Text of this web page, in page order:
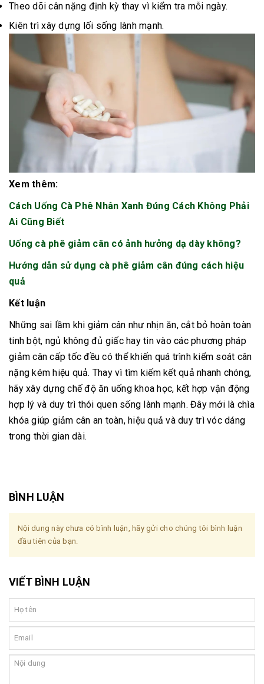
Theo dõi cân nặng định kỳ thay vì kiểm tra mỗi ngày.
Kiên trì xây dựng lối sống lành mạnh.
Xem thêm:
Cách Uống Cà Phê Nhân Xanh Đúng Cách Không Phải
Ai Cũng Biết
Uống cà phê giảm cân có ảnh hưởng dạ dày không?
Hướng dẫn sử dụng cà phê giảm cân đúng cách hiệu
quả
Kết luận
Những sai lầm khi giảm cân như nhịn ăn, cắt bỏ hoàn toàn
tinh bột, ngủ không đủ giấc hay tin vào các phương pháp
giảm cân cấp tốc đều có thể khiến quá trình kiểm soát cân
nặng kém hiệu quả. Thay vì tìm kiếm kết quả nhanh chóng,
hãy xây dựng chế độ ăn uống khoa học, kết hợp vận động
hợp lý và duy trì thói quen sống lành mạnh. Đây mới là chìa
khóa giúp giảm cân an toàn, hiệu quả và duy trì vóc dáng
trong thời gian dài.
BÌNH LUẬN
Nội dung này chưa có bình luận, hãy gửi cho chúng tôi bình luận
đầu tiên của bạn.
VIẾT BÌNH LUẬN